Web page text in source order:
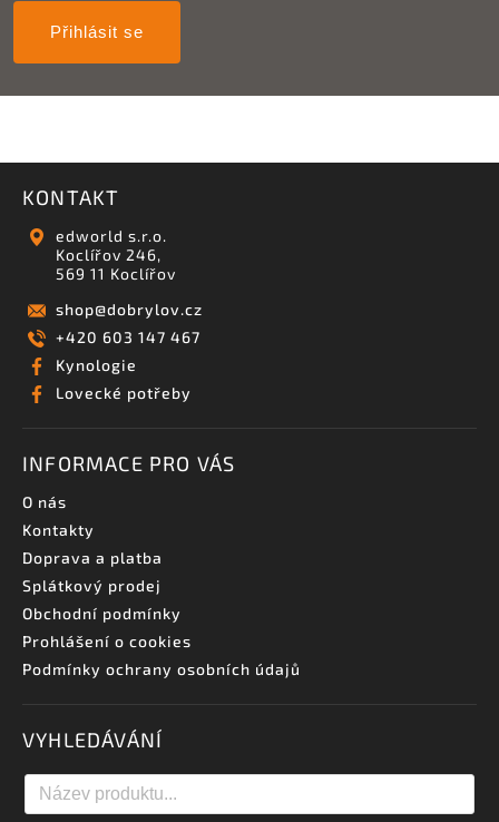
Přihlásit se
KONTAKT
edworld s.r.o.
Koclířov 246,
569 11 Koclířov
shop@dobrylov.cz
+420 603 147 467
Kynologie
Lovecké potřeby
INFORMACE PRO VÁS
O nás
Kontakty
Doprava a platba
Splátkový prodej
Obchodní podmínky
Prohlášení o cookies
Podmínky ochrany osobních údajů
VYHLEDÁVÁNÍ